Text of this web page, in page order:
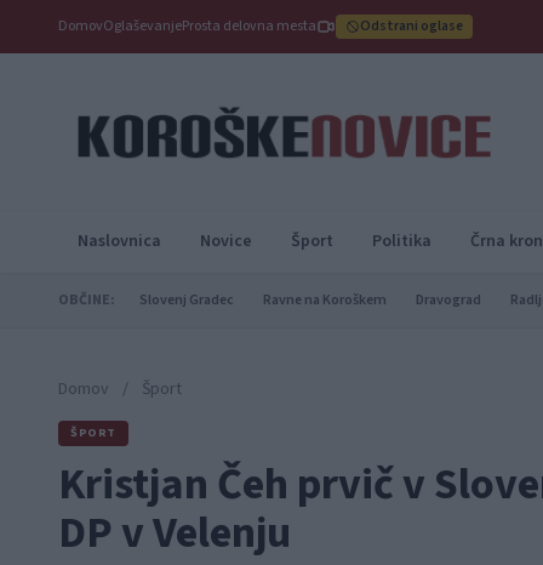
DomovOglaševanjeProsta delovna mesta Odstrani oglase
Naslovnica Novice Šport Politika Črna
OBČINE: Slovenj Gradec Ravne na Koroškem Dravograd
Domov / Šport
ŠPORT
Kristjan Čeh prvič v
DP v Velenju